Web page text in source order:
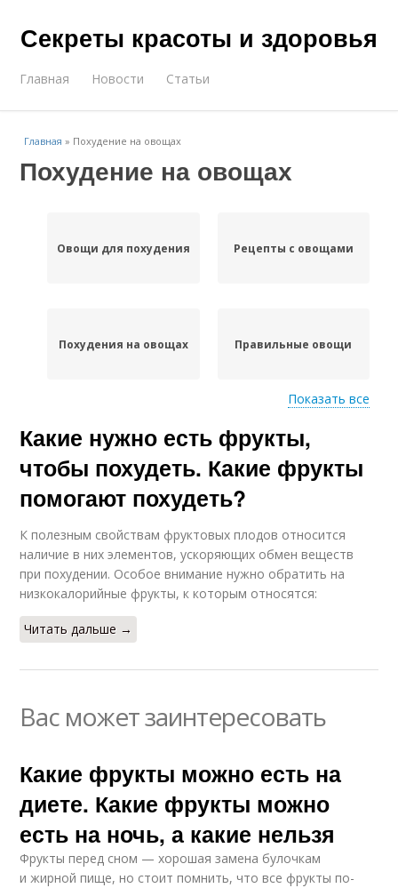
Секреты красоты и здоровья
Главная Новости Статьи
Главная » Похудение на овощах
Похудение на овощах
Овощи для похудения Рецепты с овощами
Похудения на овощах Правильные овощи
Фрукты для
похудения
Процессы для
похудения
Быстрое похудение
Показать все
Какие нужно есть фрукты,
чтобы похудеть. Какие фрукты
помогают похудеть?
К полезным свойствам фруктовых плодов относится
наличие в них элементов, ускоряющих обмен веществ
при похудении. Особое внимание нужно обратить на
низкокалорийные фрукты, к которым относятся:
Читать дальше →
Вас может заинтересовать
Какие фрукты можно есть на
диете. Какие фрукты можно
есть на ночь, а какие нельзя
Фрукты перед сном — хорошая замена булочкам
и жирной пище, но стоит помнить, что все фрукты по-